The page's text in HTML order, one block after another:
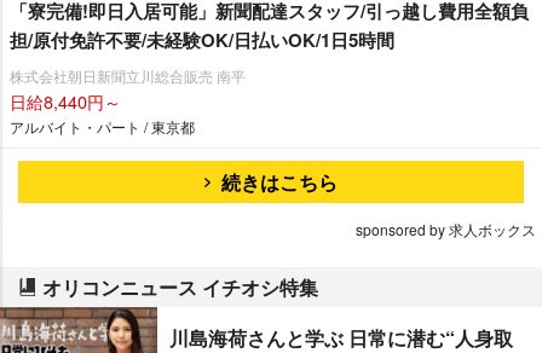
「寮完備!即日入居可能」新聞配達スタッフ/引っ越し費用全額負
担/原付免許不要/未経験OK/日払いOK/1日5時間
株式会社朝日新聞立川総合販売 南平
日給8,440円～
アルバイト・パート / 東京都
続きはこちら
sponsored by 求人ボックス
オリコンニュース イチオシ特集
川島海荷さんと学ぶ 日常に潜む“人身取